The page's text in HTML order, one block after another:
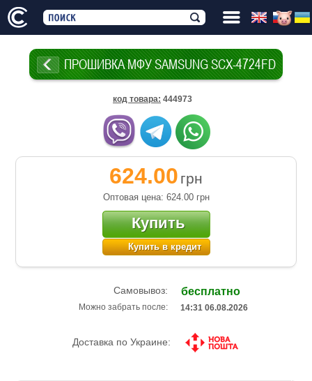
ПРОШИВКА МФУ SAMSUNG SCX-4724FD
код товара: 444973
624.00 грн
Оптовая цена: 624.00 грн
Купить
Купить в кредит
Самовывоз: бесплатно
Можно забрать после: 14:31 06.08.2026
Доставка по Украине: